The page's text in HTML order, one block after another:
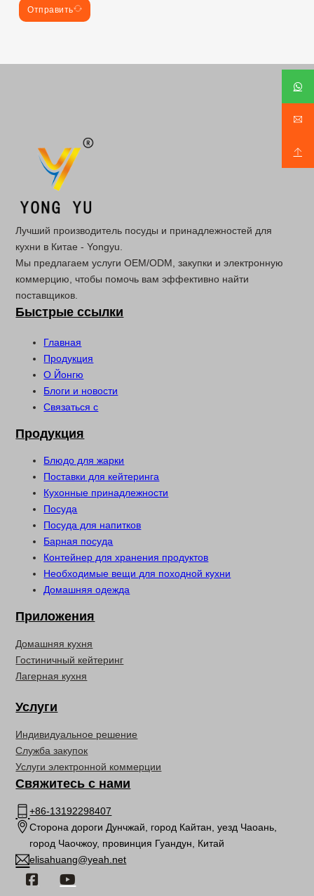
Отправить
Лучший производитель посуды и принадлежностей для
кухни в Китае - Yongyu.
Мы предлагаем услуги OEM/ODM, закупки и электронную
коммерцию, чтобы помочь вам эффективно найти
поставщиков.
Быстрые ссылки
Главная
Продукция
О Йонгю
Блоги и новости
Связаться с
Продукция
Блюдо для жарки
Поставки для кейтеринга
Кухонные принадлежности
Посуда
Посуда для напитков
Барная посуда
Контейнер для хранения продуктов
Необходимые вещи для походной кухни
Домашняя одежда
Приложения
Домашняя кухня
Гостиничный кейтеринг
Лагерная кухня
Услуги
Индивидуальное решение
Служба закупок
Услуги электронной коммерции
Свяжитесь с нами
+86-13192298407
Сторона дороги Дунчжай, город Кайтан, уезд Чаоань,
город Чаочжоу, провинция Гуандун, Китай
elisahuang@yeah.net